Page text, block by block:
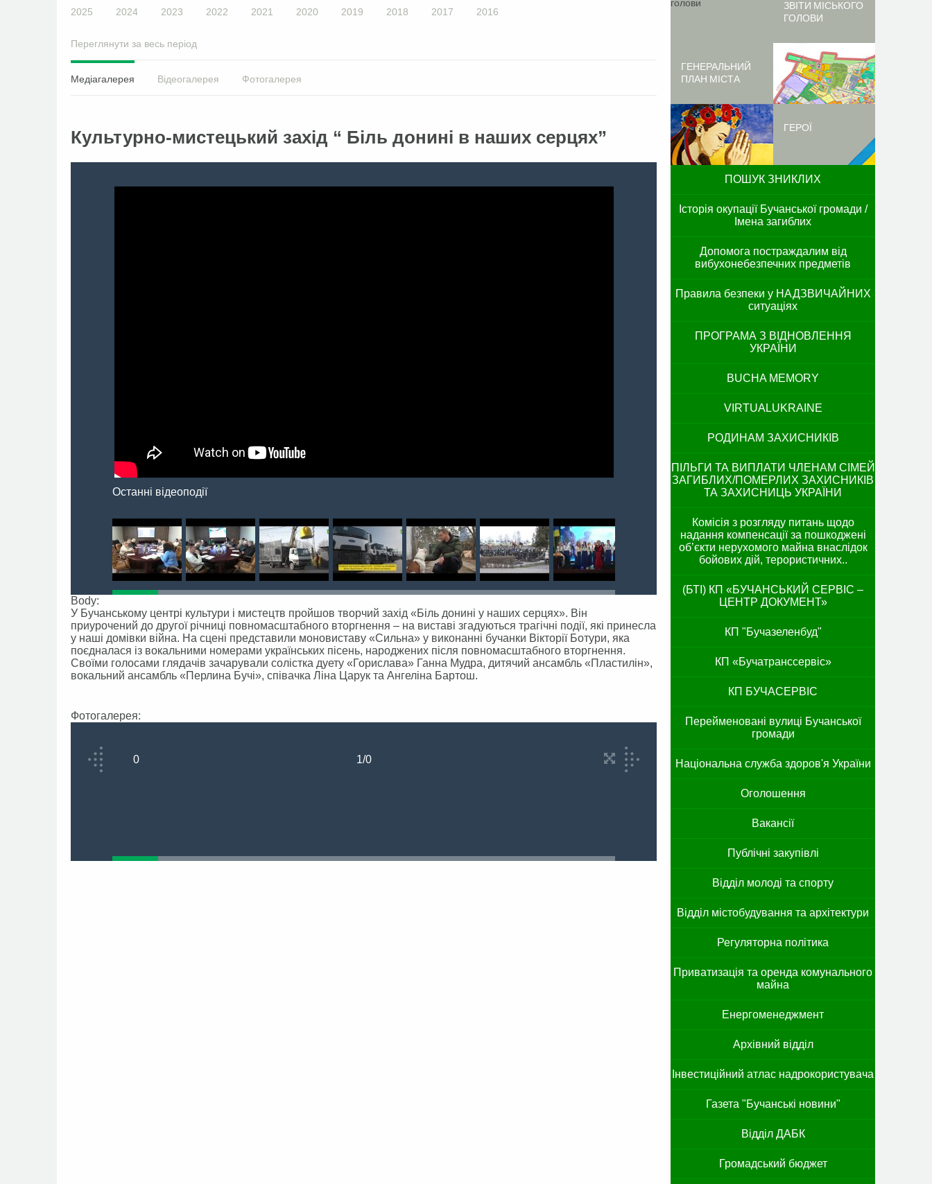
2025 2024 2023 2022 2021 2020 2019 2018 2017 2016
Переглянути за весь період
Медіагалерея Відеогалерея Фотогалерея
Культурно-мистецький захід “ Біль донині в наших серцях”
Останні відеоподії
Body:
У Бучанському центрі культури і мистецтв пройшов творчий захід «Біль донині у наших серцях». Він
приурочений до другої річниці повномасштабного вторгнення – на виставі згадуються трагічні події, які принесла
у наші домівки війна. На сцені представили моновиставу «Сильна» у виконанні бучанки Вікторії Ботури, яка
поєдналася із вокальними номерами українських пісень, народжених після повномасштабного вторгнення.
Своїми голосами глядачів зачарували солістка дуету «Горислава» Ганна Мудра, дитячий ансамбль «Пластилін»,
вокальний ансамбль «Перлина Бучі», співачка Ліна Царук та Ангеліна Бартош.
Фотогалерея:
0 1/0
ЗВІТИ МІСЬКОГО
ГОЛОВИ
ГЕНЕРАЛЬНИЙ
ПЛАН МІСТА
ГЕРОЇ
ПОШУК ЗНИКЛИХ
Історія окупації Бучанської громади /
Імена загиблих
Допомога постраждалим від
вибухонебезпечних предметів
Правила безпеки у НАДЗВИЧАЙНИХ
ситуаціях
ПРОГРАМА З ВІДНОВЛЕННЯ
УКРАЇНИ
BUCHA MEMORY
VIRTUALUKRAINE
РОДИНАМ ЗАХИСНИКІВ
ПІЛЬГИ ТА ВИПЛАТИ ЧЛЕНАМ СІМЕЙ
ЗАГИБЛИХ/ПОМЕРЛИХ ЗАХИСНИКІВ
ТА ЗАХИСНИЦЬ УКРАЇНИ
Комісія з розгляду питань щодо
надання компенсації за пошкоджені
об’єкти нерухомого майна внаслідок
бойових дій, терористичних..
(БТІ) КП «БУЧАНСЬКИЙ СЕРВІС –
ЦЕНТР ДОКУМЕНТ»
КП "Бучазеленбуд"
КП «Бучатранссервіс»
КП БУЧАСЕРВІС
Перейменовані вулиці Бучанської
громади
Національна служба здоров'я України
Оголошення
Вакансії
Публічні закупівлі
Відділ молоді та спорту
Відділ містобудування та архітектури
Регуляторна політика
Приватизація та оренда комунального
майна
Енергоменеджмент
Архівний відділ
Інвестиційний атлас надрокористувача
Газета "Бучанські новини"
Відділ ДАБК
Громадський бюджет